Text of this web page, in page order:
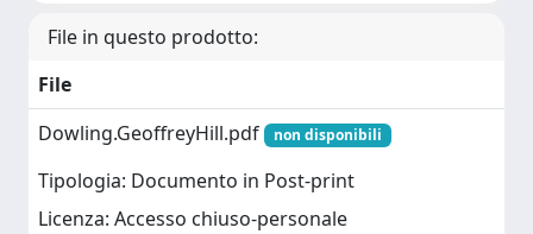
File in questo prodotto:
File
Dowling.GeoffreyHill.pdf
non disponibili
Tipologia: Documento in Post-print
Licenza: Accesso chiuso-personale